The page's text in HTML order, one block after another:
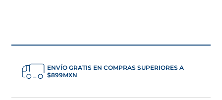
ENVÍO GRATIS EN COMPRAS SUPERIORES A
$899MXN